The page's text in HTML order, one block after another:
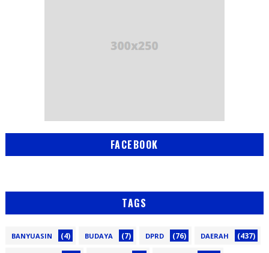
FACEBOOK
TAGS
BANYUASIN (4) BUDAYA (7) DPRD (76) DAERAH (437)